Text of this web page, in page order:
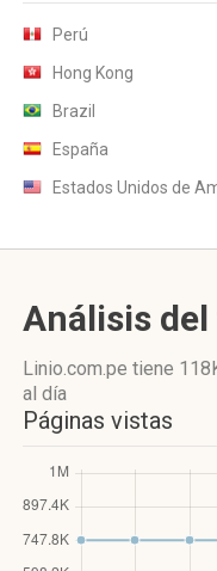
Perú
Hong Kong
Brazil
España
Estados Unidos de
Análisis
Linio.com.pe tiene
al día
Páginas vistas